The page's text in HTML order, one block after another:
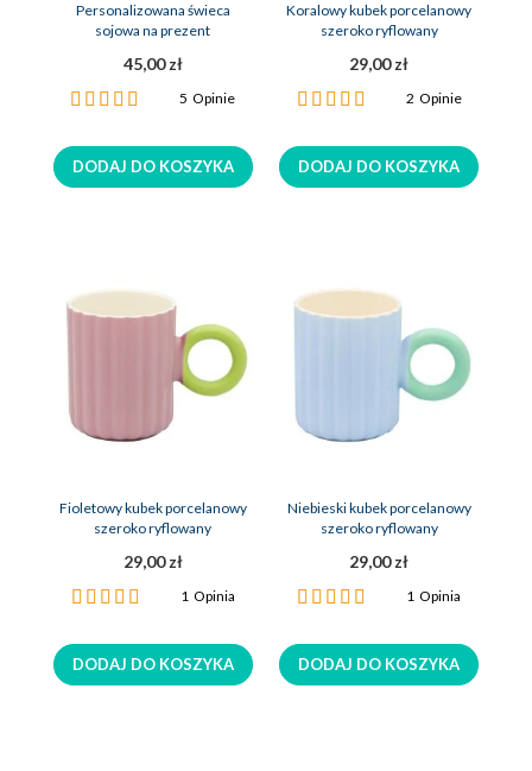
Personalizowana świeca
sojowa na prezent
45,00 zł
Ocena:
5Opinie
DODAJ DO KOSZYKA
Koralowy kubek porcelanowy
szeroko ryflowany
29,00 zł
Ocena:
2 Opinie
DODAJ DO KOSZYKA
Fioletowy kubek porcelanowy
szeroko ryflowany
29,00 zł
Ocena:
1 Opinia
DODAJ DO KOSZYKA
Niebieski kubek porcelanowy
szeroko ryflowany
29,00 zł
Ocena:
1Opinia
DODAJ DO KOSZYKA